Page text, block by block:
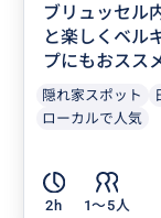
ブリュッセル
と楽しくベル
プにもおスス
隠れ家スポット
ローカルで人気
2h 1〜5人